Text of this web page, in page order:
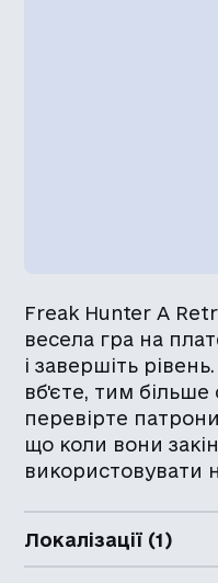
Freak Hunter A
весела гра на
і завершіть
вб'єте, тим
перевірте
що коли вони
використовувати
Локалізації (1)